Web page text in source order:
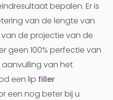
bepalen. Er is
van de lengte van
de projectie van de
geen 100% perfectie van
van het
een lip filler
een nog beter bij u